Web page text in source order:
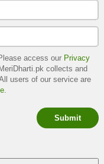
access our Privacy
collects and
users of our service are
.
Submit